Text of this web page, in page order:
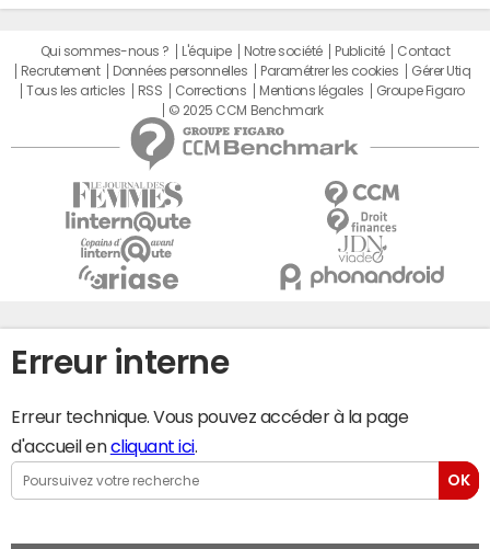
Qui sommes-nous ? L'équipe Notre société Publicité
Contact
Recrutement
Données personnelles Paramétrer les cookies
Gérer Utiq
Tous les articles
RSS Corrections Mentions légales
Groupe Figaro
© 2025 CCM Benchmark
Erreur interne
Erreur technique. Vous pouvez accéder à la page
d'accueil encliquant ici.